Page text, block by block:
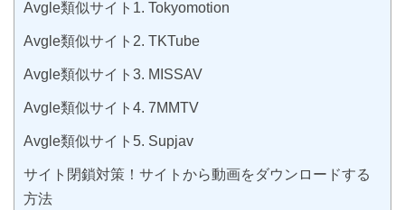
Avgle類似サイト1. Tokyomotion
Avgle類似サイト2. TKTube
Avgle類似サイト3. MISSAV
Avgle類似サイト4. 7MMTV
Avgle類似サイト5. Supjav
サイト閉鎖対策！サイトから動画をダウンロードする
方法